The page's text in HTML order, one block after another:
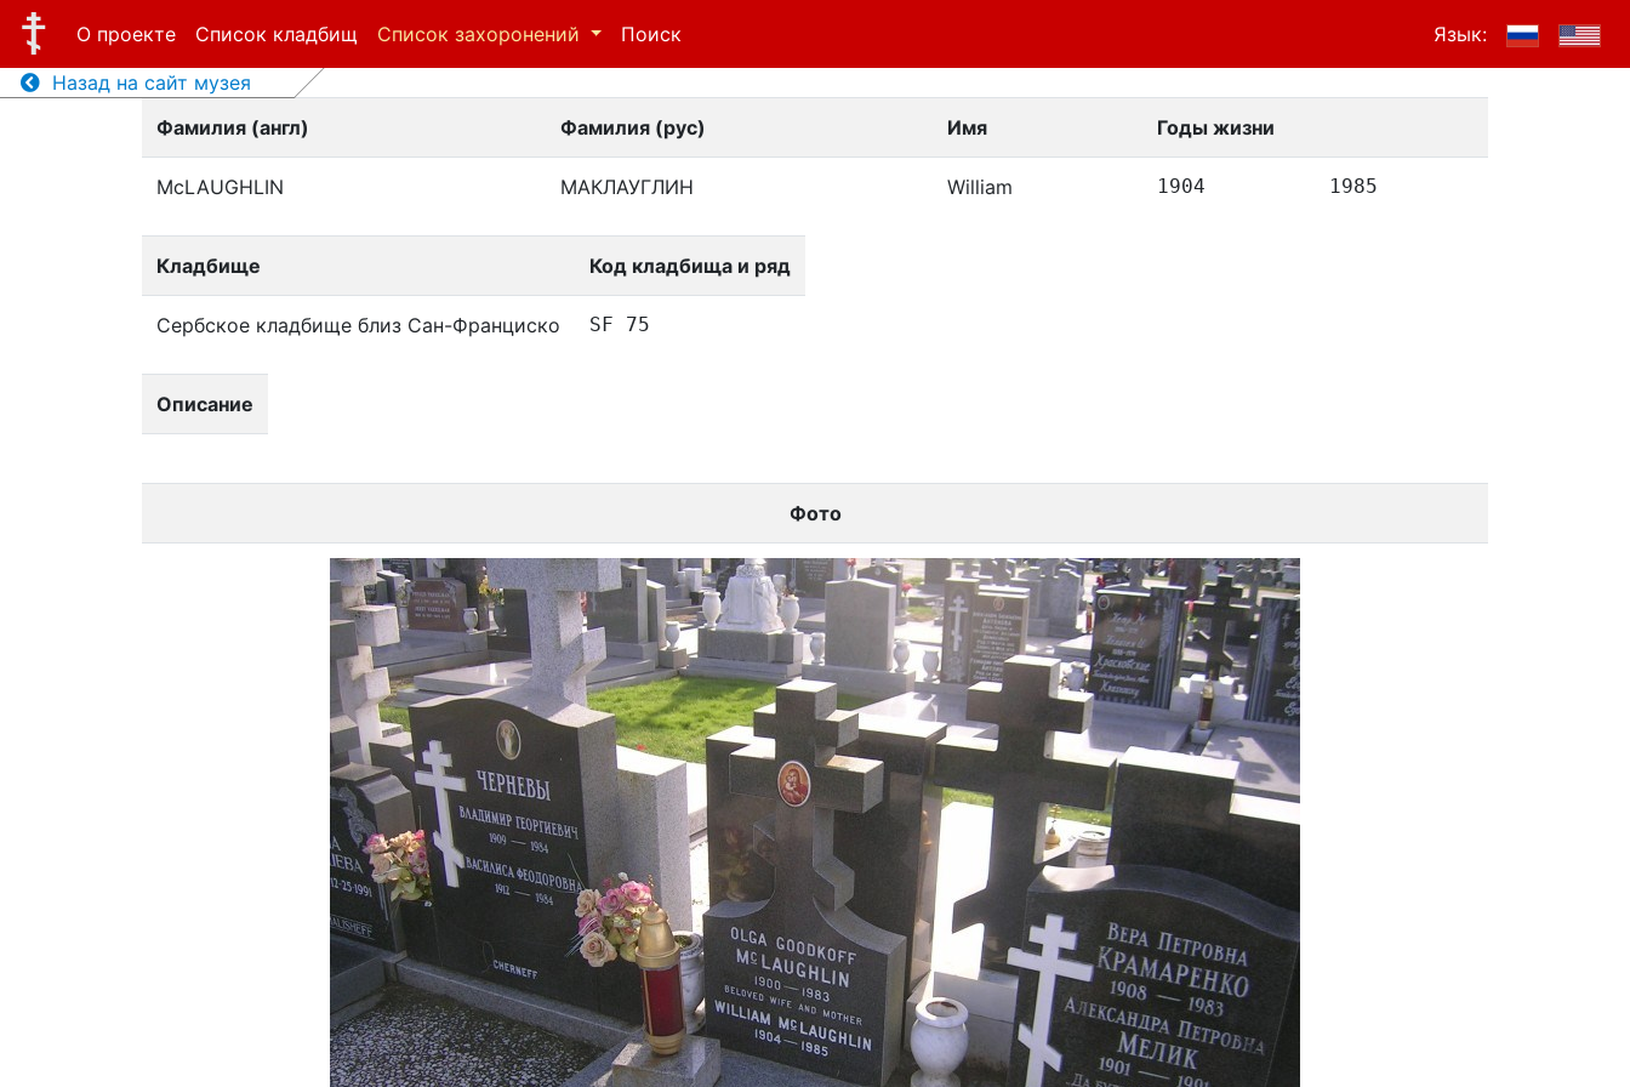
О проекте Список кладбищ Список захоронений Поиск
Язык:
Назад на сайт музея
Фамилия (англ)
Фамилия (рус) Имя Годы жизни
McLAUGHLIN МАКЛАУГЛИН William 1904 1985
Кладбище Код кладбища и ряд
Сербское кладбище близ Сан-Франциско SF 75
Описание
Фото